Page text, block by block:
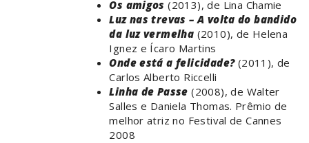
Os amigos (2013), de Lina Chamie
Luz nas trevas – A volta do bandido
da luz vermelha (2010), de Helena
Ignez e Ícaro Martins
Onde está a felicidade?(2011), de
Carlos Alberto Riccelli
Linha de Passe (2008), de Walter
Salles e Daniela Thomas. Prêmio de
melhor atriz no Festival de Cannes
2008